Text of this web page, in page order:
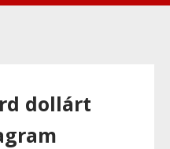
dollárt